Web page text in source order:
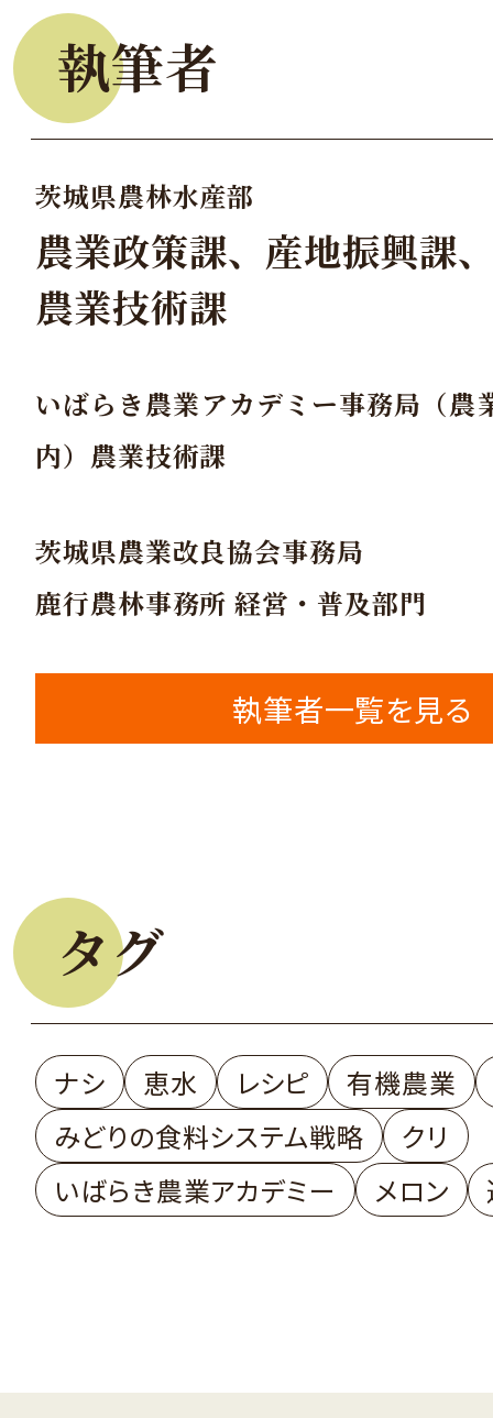
執筆者
茨城県農林水産部
農業政策課、産地振興課
農業技術課
いばらき農業アカデミー事務局（農
内）農業技術課
茨城県農業改良協会事務局
鹿行農林事務所 経営・普及部門
執筆者一覧を見る
タグ
ナシ 恵水 レシピ
有機農業
みどりの食料システム戦略
クリ
いばらき農業アカデミー
メロン